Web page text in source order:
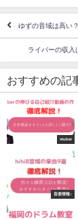
ゆずの音域は高い
ライバーの収入
おすすめの記
vtuber
音楽情報♪